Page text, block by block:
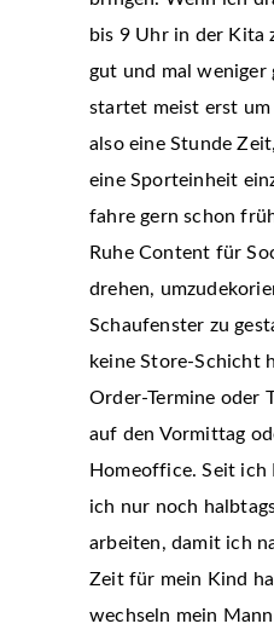
bis 9 Uhr in der Kita
gut und mal
startet meist erst
also eine Stunde
eine Sporteinheit
fahre gern schon
Ruhe Content für
drehen,
Schaufenster zu
keine Store-Schicht
Order-Termine oder
auf den Vormittag
Homeoffice. Seit ich
ich nur noch
arbeiten, damit ich
Zeit für mein Kind
wechseln mein